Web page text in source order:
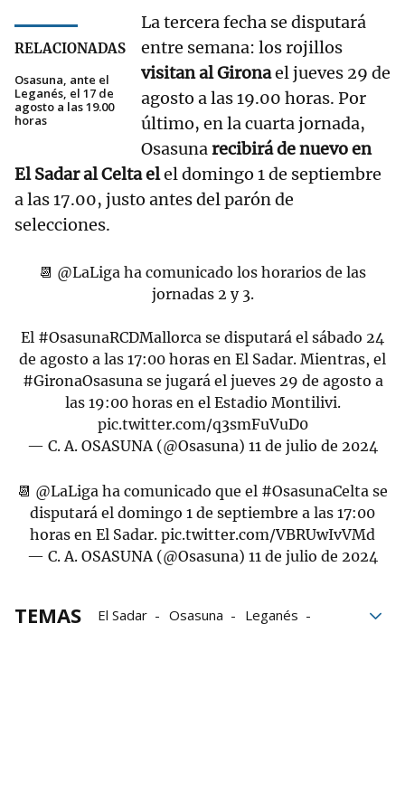
RELACIONADAS
Osasuna, ante el
Leganés, el 17 de
agosto a las 19.00
horas
La tercera fecha se disputará
entre semana: los rojillos
visitan al Gironael jueves 29 de
agosto a las 19.00 horas. Por
último, en la cuarta jornada,
Osasunarecibirá de nuevo en
El Sadar al Celta elel domingo 1 de septiembre
a las 17.00, justo antes del parón de
selecciones.
📆 @LaLiga ha comunicado los horarios de las
jornadas 2 y 3.
El #OsasunaRCDMallorca se disputará el sábado 24
de agosto a las 17:00 horas en El Sadar. Mientras, el
#GironaOsasunase jugará el jueves 29 de agosto a
las 19:00 horas en el Estadio Montilivi.
pic.twitter.com/q3smFuVuD0
— C. A. OSASUNA (@Osasuna) 11 de julio de 2024
📆 @LaLiga ha comunicado que el #OsasunaCelta se
disputará el domingo 1 de septiembre a las 17:00
horas en El Sadar. pic.twitter.com/VBRUwIvVMd
— C. A. OSASUNA (@Osasuna) 11 de julio de 2024
TEMAS El Sadar Osasuna
Leganés